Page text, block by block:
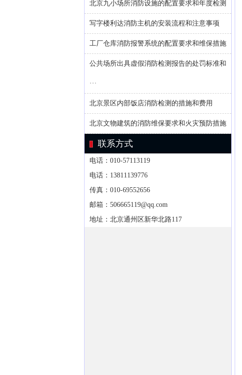
北京九小场所消防设施的配置要求和年度检测
写字楼利达消防主机的安装流程和注意事项
工厂仓库消防报警系统的配置要求和维保措施
公共场所出具虚假消防检测报告的处罚标准和
···
北京景区内部饭店消防检测的措施和费用
北京文物建筑的消防维保要求和火灾预防措施
联系方式
电话：010-57113119
电话：13811139776
传真：010-69552656
邮箱：506665119@qq.com
地址：北京通州区新华北路117